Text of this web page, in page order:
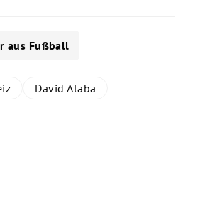
aus Fußball
David Alaba